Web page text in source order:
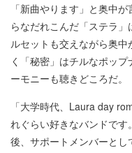
「新曲やります」と奥中
らなだれこんだ「ステラ
ルセットも交えながら奥
く「秘密」はチルなポッ
ーモニーも聴きどころだ。
「大学時代、Laura day
れぐらい好きなバンドで
後、サポートメンバーとし